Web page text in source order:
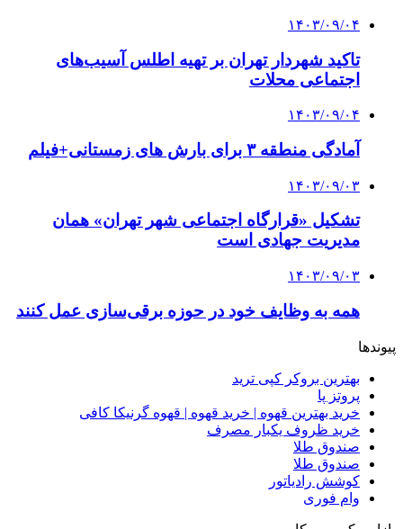
۱۴۰۳/۰۹/۰۴
تاکید شهردار تهران بر تهیه اطلس آسیب‌های
اجتماعی محلات
۱۴۰۳/۰۹/۰۴
آمادگی منطقه ۳ برای بارش های زمستانی+فیلم
۱۴۰۳/۰۹/۰۳
تشکیل «قرارگاه اجتماعی شهر تهران» همان
مدیریت جهادی است
۱۴۰۳/۰۹/۰۳
همه به وظایف خود در حوزه برقی‌سازی عمل کنند
پیوندها
بهترین بروکر کپی ترید
پروتز پا
خرید بهترین قهوه | خرید قهوه | قهوه گرنیکا کافی
خرید ظروف یکبار مصرف
صندوق طلا
صندوق طلا
کوشش رادیاتور
وام فوری